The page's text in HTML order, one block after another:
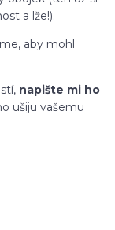
a lže!).
aby mohl
napište mi ho
ušiju vašemu